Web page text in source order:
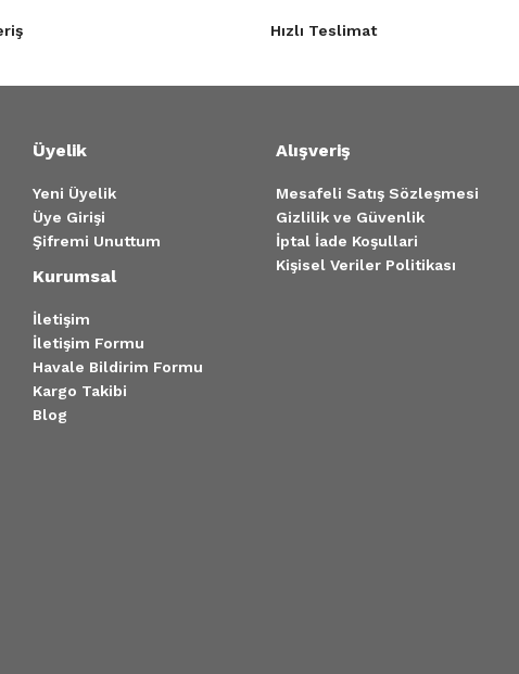
Hızlı Teslimat
Üyelik
Yeni Üyelik
Üye Girişi
Şifremi Unuttum
Kurumsal
İletişim
İletişim Formu
Havale Bildirim Formu
Kargo Takibi
Blog
Alışveriş
Mesafeli Satış Sözleşmesi
Gizlilik ve Güvenlik
İptal İade Koşullari
Kişisel Veriler Politikası